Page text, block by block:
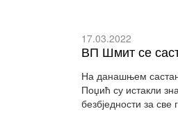
17.03.2022
ВП Шмит се
На данашњем
Поџић су истакли
безбједности за све